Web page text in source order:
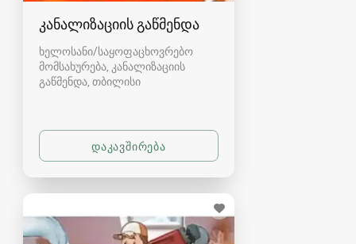
კანალიზაციის გაწმენდა
ხელოსანი/საყოფაცხოვრებო
მომსახურება, კანალიზაციის
გაწმენდა თბილისი